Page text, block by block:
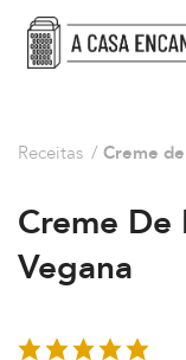
Receitas / Creme
Creme De
Vegana